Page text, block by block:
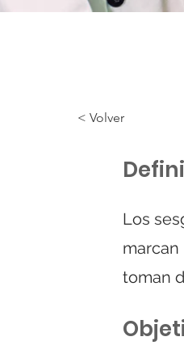
< Volver
Los
marcan
toman